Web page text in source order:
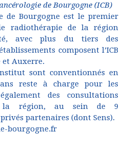
de Bourgogne (ICB)
de Bourgogne est le premier
radiothérapie de la région
avec plus du tiers des
composent l’ICB
et Auxerre.
sont conventionnés en
reste à charge pour les
des consultations
la région, au sein de 9
partenaires (dont Sens).
bourgogne.fr